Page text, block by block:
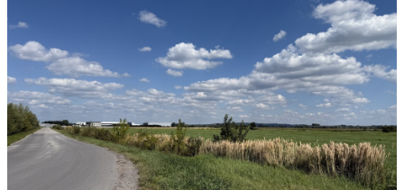
5 106 000 zł
200 zł/m²